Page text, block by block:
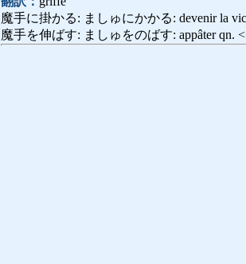
魔手に掛かる: ましゅにかかる: devenir la
魔手を伸ばす: ましゅをのばす: appâter qn.